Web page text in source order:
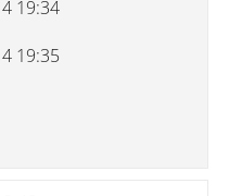
19:34
19:35